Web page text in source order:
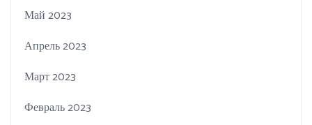
Май 2023
Апрель 2023
Март 2023
Февраль 2023